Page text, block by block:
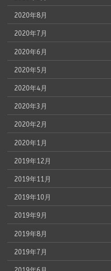
2020年8月
2020年7月
2020年6月
2020年5月
2020年4月
2020年3月
2020年2月
2020年1月
2019年12月
2019年11月
2019年10月
2019年9月
2019年8月
2019年7月